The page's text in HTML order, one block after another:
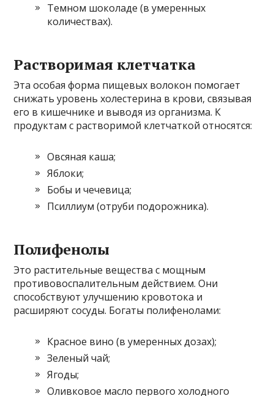
Темном шоколаде (в умеренных
количествах).
Растворимая клетчатка
Эта особая форма пищевых волокон помогает
снижать уровень холестерина в крови, связывая
его в кишечнике и выводя из организма. К
продуктам с растворимой клетчаткой относятся:
Овсяная каша;
Яблоки;
Бобы и чечевица;
Псиллиум (отруби подорожника).
Полифенолы
Это растительные вещества с мощным
противовоспалительным действием. Они
способствуют улучшению кровотока и
расширяют сосуды. Богаты полифенолами:
Красное вино (в умеренных дозах);
Зеленый чай;
Ягоды;
Оливковое масло первого холодного